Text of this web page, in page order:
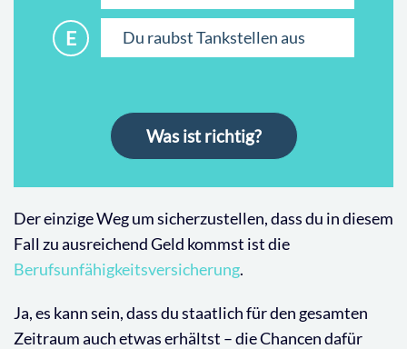
E Du raubst Tankstellen aus
Was ist richtig?
Der einzige Weg um sicherzustellen, dass du in diesem
Fall zu ausreichend Geld kommst ist die
Berufsunfähigkeitsversicherung.
Ja, es kann sein, dass du staatlich für den gesamten
Zeitraum auch etwas erhältst – die Chancen dafür